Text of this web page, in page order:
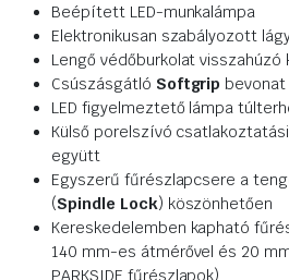
Beépített LED-munkalámpa
Elektronikusan szabályozott
Lengő védőburkolat visszahúzó
Csúszásgátló Softgrip bevonat
LED figyelmeztető lámpa
Külső porelszívó
együtt
Egyszerű fűrészlapcsere a
(Spindle Lock) köszönhetően
Kereskedelemben kapható
140 mm-es átmérővel és 20
PARKSIDE fűrészlapok)